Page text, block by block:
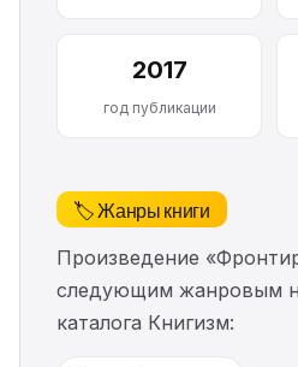
2017
год публикации
🏷️ Жанры книги
Произведение
следующим жанровым
каталога Книгизм: